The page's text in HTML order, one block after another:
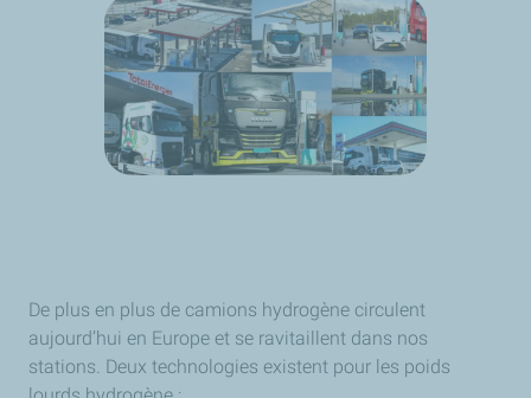
De plus en plus de camions hydrogène circulent
aujourd’hui en Europe et se ravitaillent dans nos
stations. Deux technologies existent pour les poids